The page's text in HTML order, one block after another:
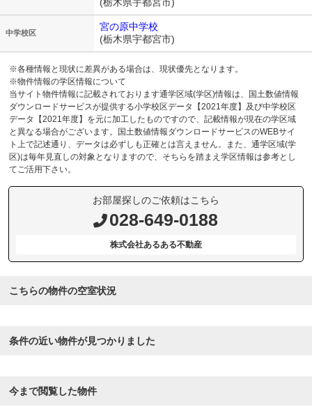
中学校区
宮の原中学校
(栃木県宇都宮市)
※各種情報と現状に差異がある場合は、現状優先となります。
※物件情報の学区情報について
当サイト物件情報に記載されております通学区域(学区)情報は、国土数値情報
ダウンロードサービスが提供する小学校区データ【2021年度】及び中学校区
データ【2021年度】を元に加工したものですので、記載情報が現在の学区域
と異なる場合がございます。国土数値情報ダウンロードサービスのWEBサイ
ト上で記述通り、データは必ずしも正確とは言えません。また、通学区域(学
区)は毎年見直しの対象となりますので、そちらを踏まえ学区情報は参考とし
てご活用下さい。
お部屋探しのご依頼はこちら
028-649-0188
株式会社あるある不動産
こちらの物件の空室状況
条件の近い物件が見つかりました
今まで閲覧した物件